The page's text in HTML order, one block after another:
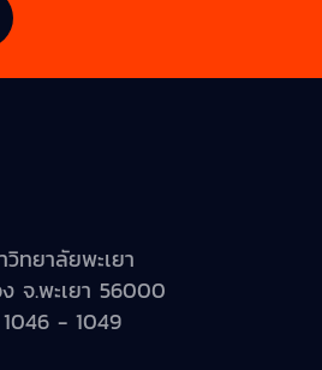
ทยาลัยพะเยา
จ.พะเยา 56000
- 1049